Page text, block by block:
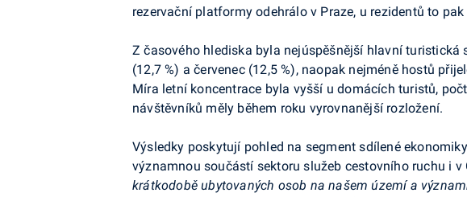
rezervační platformy odehrálo v Praze, u rezidentů to
Z časového hlediska byla nejúspěšnější hlavní turistická
(12,7 %) a červenec (12,5 %), naopak nejméně hostů
Míra letní koncentrace byla vyšší u domácích turistů,
návštěvníků měly během roku vyrovnanější rozložení.
Výsledky poskytují pohled na segment sdílené
významnou součástí sektoru služeb cestovního ruchu i v
krátkodobě ubytovaných osob na našem území a